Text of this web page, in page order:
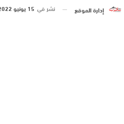
إدارة الموقع نشر في 15 يونيو 2022 الساعة 3 و 32 دقيقة